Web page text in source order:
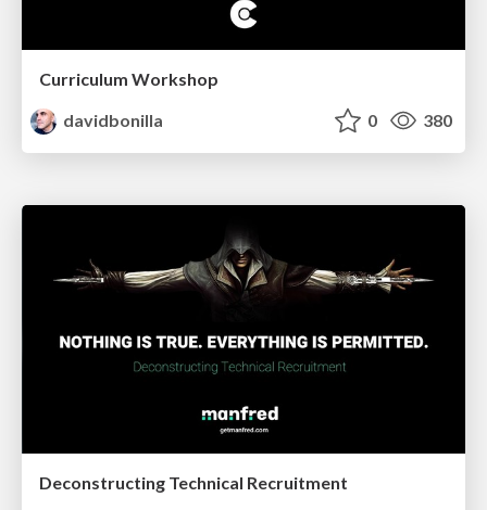
Curriculum Workshop
davidbonilla
0 380
Deconstructing Technical Recruitment